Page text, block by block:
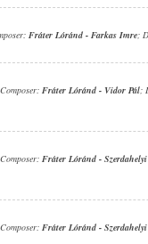
Fráter Lóránd - Farkas Imre;
Fráter Lóránd - Vidor Pál;
Fráter Lóránd -
Fráter Lóránd -